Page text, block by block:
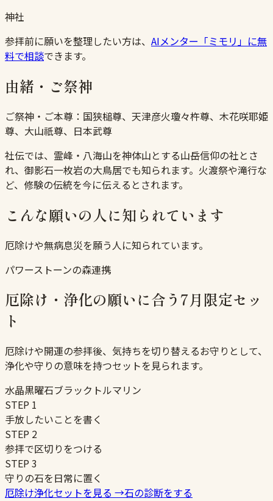
神社
参拝前に願いを整理したい方は、 AIメンター「ミモリ」に無
料で相談できます。
由緒・ご祭神
ご祭神・ご本尊： 国狭槌尊、天津彦火瓊々杵尊、木花咲耶姫
尊、大山祇尊、日本武尊
社伝では、霊峰・八海山を神体山とする山岳信仰の社とさ
れ、御影石一枚岩の大鳥居でも知られます。火渡祭や滝行な
ど、修験の伝統を今に伝えるとされます。
こんな願いの人に知られています
厄除けや無病息災を願う人に知られています。
パワーストーンの森連携
厄除け・浄化の願いに合う7月限定セッ
ト
厄除けや開運の参拝後、気持ちを切り替えるお守りとして、
浄化や守りの意味を持つセットを見られます。
水晶黒曜石ブラックトルマリン
STEP 1
手放したいことを書く
STEP 2
参拝で区切りをつける
STEP3
守りの石を日常に置く
厄除け浄化セットを見る →石の診断をする